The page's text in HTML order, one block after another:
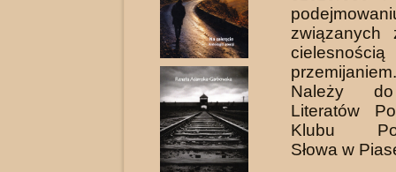
związanych
przemijaniem.
Należy
Literatów
Klubu
Słowa w